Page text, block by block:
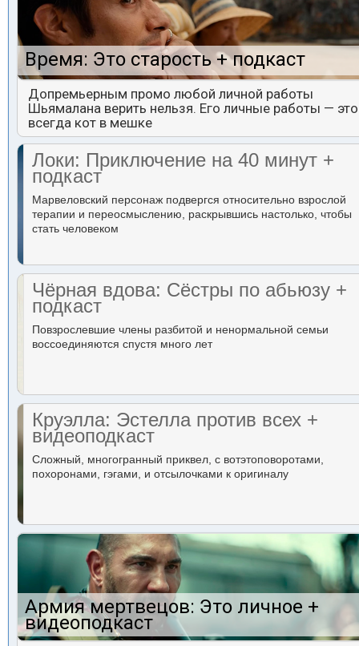
Время: Это старость + подкаст
Допремьерным промо любой личной работы
Шьямалана верить нельзя. Его личные работы — это
всегда кот в мешке
Локи: Приключение на 40 минут +
подкаст
Марвеловский персонаж подвергся относительно взрослой
терапии и переосмыслению, раскрывшись настолько, чтобы
стать человеком
Чёрная вдова: Сёстры по абьюзу +
подкаст
Повзрослевшие члены разбитой и ненормальной семьи
воссоединяются спустя много лет
Круэлла: Эстелла против всех +
видеоподкаст
Сложный, многогранный приквел, с вотэтоповоротами,
похоронами, гэгами, и отсылочками к оригиналу
Армия мертвецов: Это личное +
видеоподкаст